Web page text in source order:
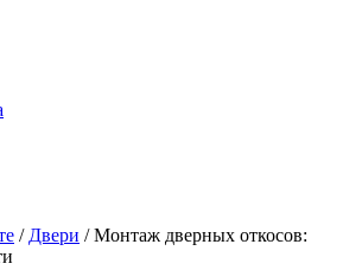
/ Двери / Монтаж дверных откосов: